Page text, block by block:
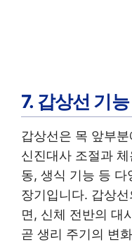
7. 갑상선 기
갑상선은 목 앞부
신진대사 조절과
동, 생식 기능 등
장기입니다. 갑상
면, 신체 전반의 대
곧 생리 주기의 변